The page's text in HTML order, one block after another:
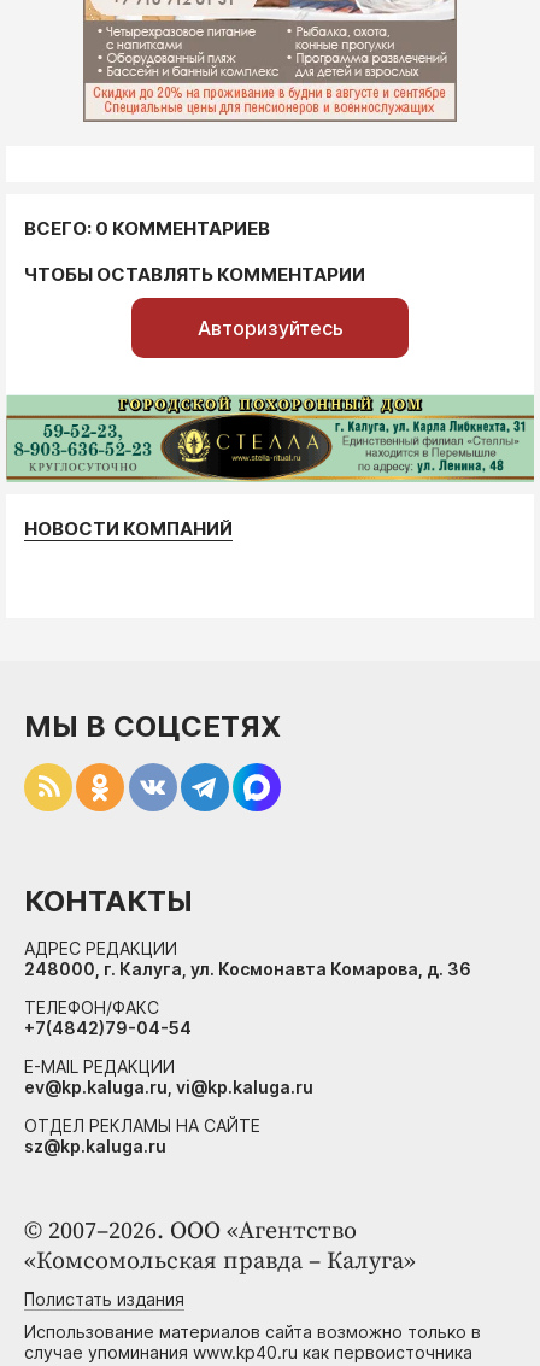
ВСЕГО: 0 КОММЕНТАРИЕВ
ЧТОБЫ ОСТАВЛЯТЬ КОММЕНТАРИИ
Авторизуйтесь
НОВОСТИ КОМПАНИЙ
© 2007–2026. ООО «Агентство
«Комсомольская правда – Калуга»
Полистать издания
Использование материалов сайта возможно только в
случае упоминания www.kp40.ru как первоисточника
МЫ В СОЦСЕТЯХ
КОНТАКТЫ
АДРЕС РЕДАКЦИИ
248000, г. Калуга, ул. Космонавта Комарова, д. 36
ТЕЛЕФОН/ФАКС
+7(4842)79-04-54
E-MAIL РЕДАКЦИИ
ev@kp.kaluga.ru, vi@kp.kaluga.ru
ОТДЕЛ РЕКЛАМЫ НА САЙТЕ
sz@kp.kaluga.ru